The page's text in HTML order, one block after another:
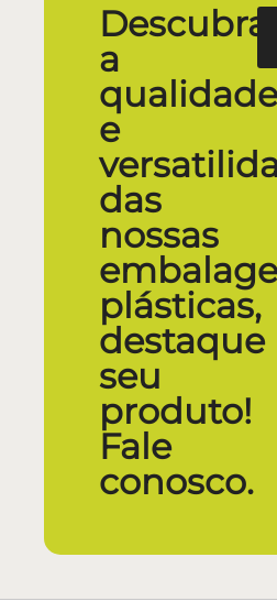
Descubra
a
qualidade
e
das
nossas
plásticas,
destaque
seu
produto!
Fale
conosco.